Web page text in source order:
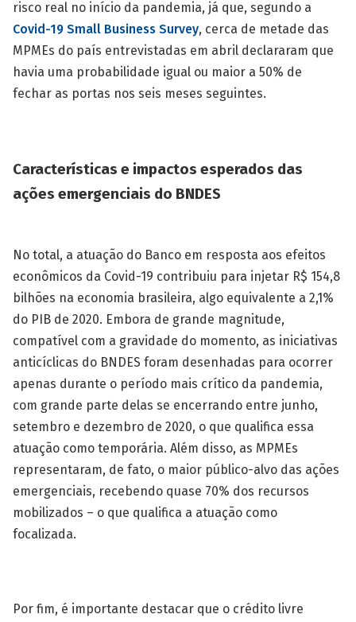
risco real no início da pandemia, já que, segundo a
Covid-19 Small Business Survey, cerca de metade das
MPMEs do país entrevistadas em abril declararam que
havia uma probabilidade igual ou maior a 50% de
fechar as portas nos seis meses seguintes.
Características e impactos esperados das
ações emergenciais do BNDES
No total, a atuação do Banco em resposta aos efeitos
econômicos da Covid-19 contribuiu para injetar R$ 154,8
bilhões na economia brasileira, algo equivalente a 2,1%
do PIB de 2020. Embora de grande magnitude,
compatível com a gravidade do momento, as iniciativas
anticíclicas do BNDES foram desenhadas para ocorrer
apenas durante o período mais crítico da pandemia,
com grande parte delas se encerrando entre junho,
setembro e dezembro de 2020, o que qualifica essa
atuação como temporária. Além disso, as MPMEs
representaram, de fato, o maior público-alvo das ações
emergenciais, recebendo quase 70% dos recursos
mobilizados – o que qualifica a atuação como
focalizada.
Por fim, é importante destacar que o crédito livre